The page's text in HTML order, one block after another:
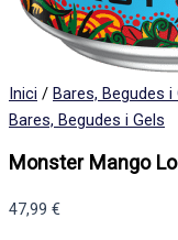
Inici / Bares, Begudes i
Bares, Begudes i Gels
Monster Mango
47,99 €